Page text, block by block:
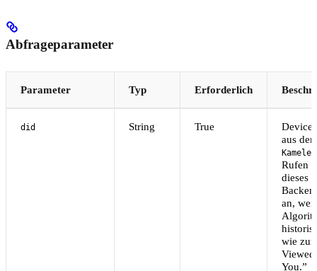
Abfrageparameter
Parameter Typ Erforderlich
did String True
aus
Rufen
dieses
an,
wie
You.”